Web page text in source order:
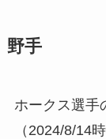
野手
ホークス選手
（2024/8/14時